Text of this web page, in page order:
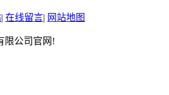
| 在线留言| 网站地图
限公司官网!